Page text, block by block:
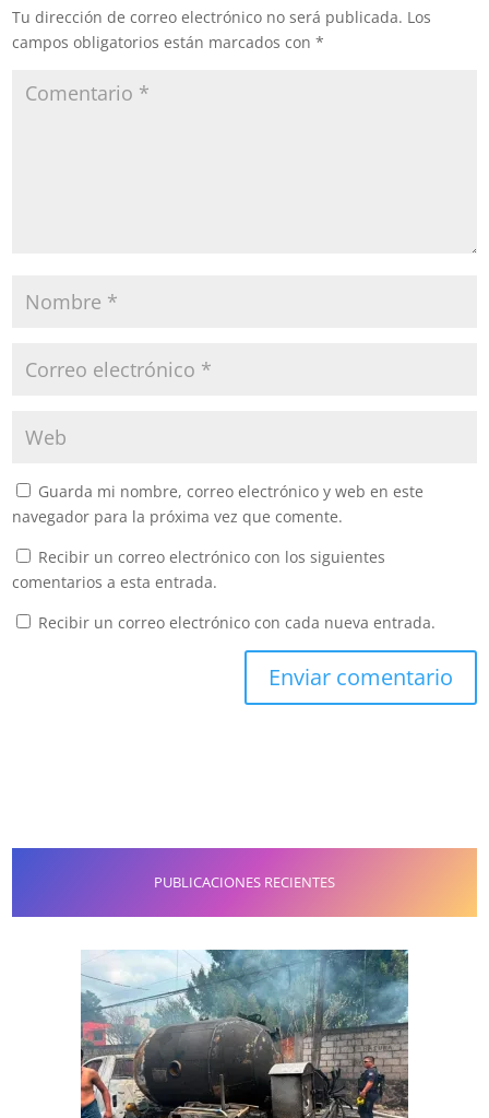
Tu dirección de correo electrónico no será publicada. Los
campos obligatorios están marcados con*
Guarda mi nombre, correo electrónico y web en este
navegador para la próxima vez que comente.
Recibir un correo electrónico con los siguientes
comentarios a esta entrada.
Recibir un correo electrónico con cada nueva entrada.
PUBLICACIONES RECIENTES